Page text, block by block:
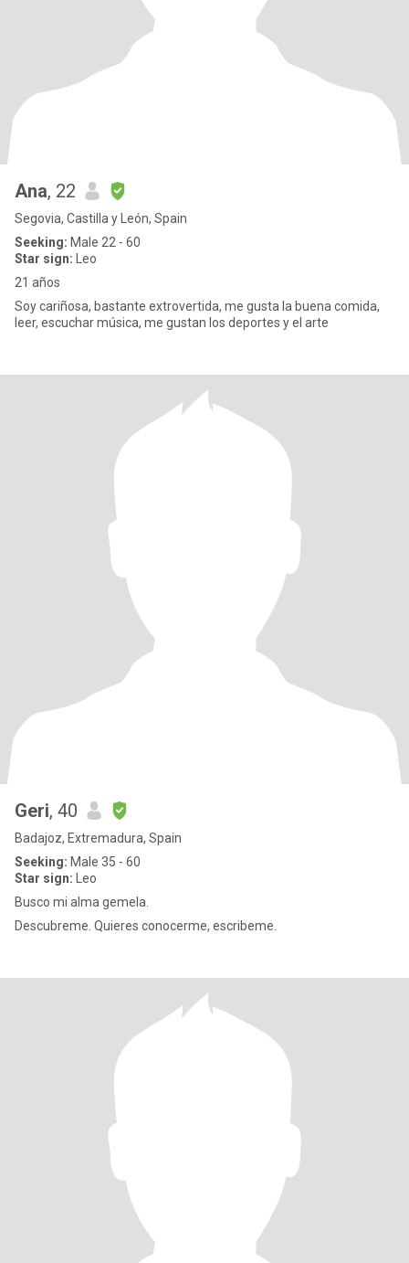
Ana, 22
Segovia, Castilla y León, Spain
Seeking: Male 22 - 60
Star sign: Leo
21 años
Soy cariñosa, bastante extrovertida, me gusta la buena comida,
leer, escuchar música, me gustan los deportes y el arte
Geri, 40
Badajoz, Extremadura, Spain
Seeking: Male 35 - 60
Star sign: Leo
Busco mi alma gemela.
Descubreme. Quieres conocerme, escribeme.